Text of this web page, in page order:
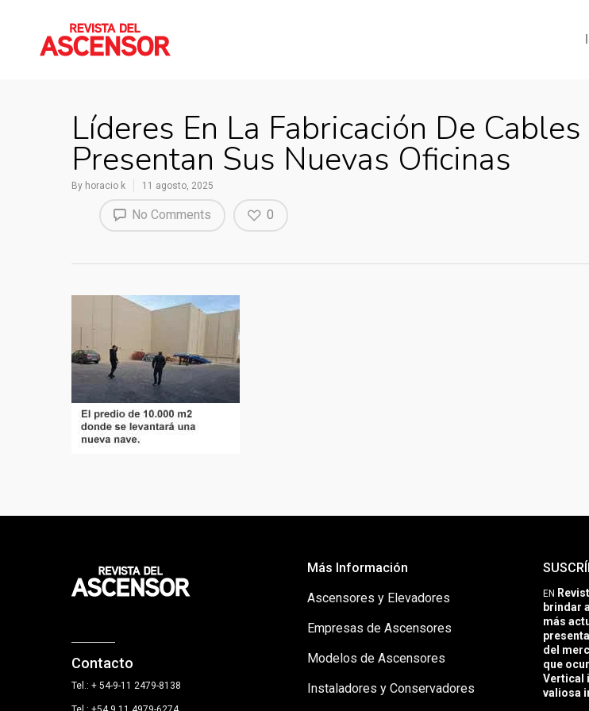
Líderes En La Fabricación De
Presentan Sus Nuevas Oficinas
By horacio k 11 agosto, 2025
No Comments 0
Contacto
Tel.: + 54-9-11 2479-8138
Más Información
Ascensores y Elevadores
Empresas de Ascensores
Modelos de Ascensores
Instaladores y Conservadores
EN
brindar
más
del
que
Vertical
valiosa